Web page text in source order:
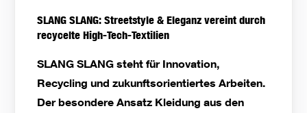
SLANG SLANG: Streetstyle & Eleganz vereint durch
recycelte High-Tech-Textilien
SLANG SLANG steht für Innovation,
Recycling und zukunftsorientiertes Arbeiten.
Der besondere Ansatz Kleidung aus den